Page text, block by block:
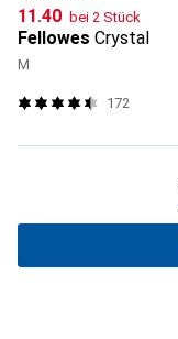
CHF
11.40 bei 2 Stück
Fellowes Crystal
M
172